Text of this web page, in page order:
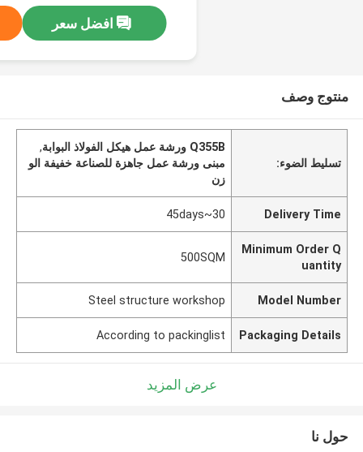
افضل سعر
منتوج وصف
تسليط الضوء:
Q355B ورشة عمل هيكل الفولاذ البوابة
,
مبنى ورشة عمل جاهزة للصناعة خفيفة الو
زن
Delivery Time
30~45days
Minimum Order Q
uantity
500SQM
Model Number
Steel structure workshop
Packaging Details
According to packinglist
عرض المزيد
حول نا